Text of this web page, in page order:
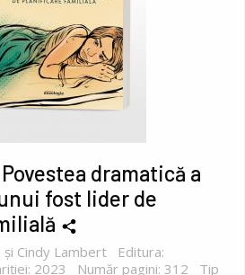
dramatică a
fost lider de
și Cindy Lambert Editura:
2023 Număr pagini: 312 Tip